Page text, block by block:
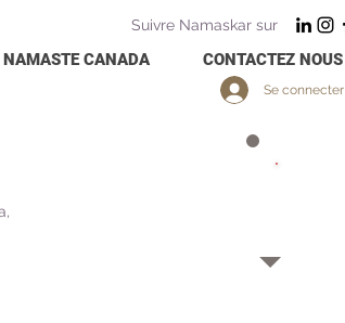
Suivre Namaskar sur
NAMASTE CANADA CONTACTEZ NOUS
Se connecter